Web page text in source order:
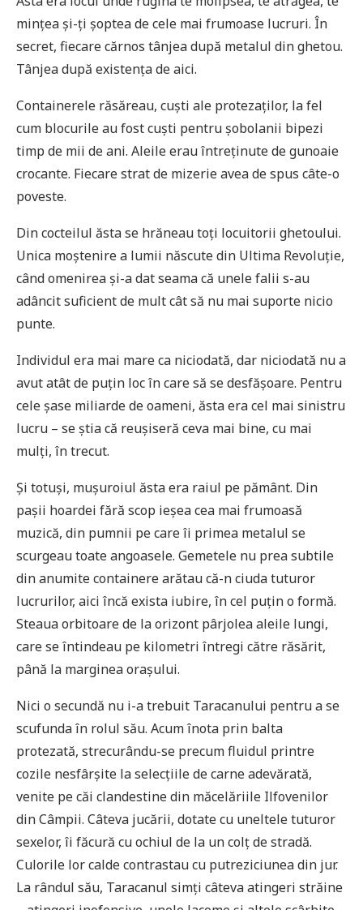
mințea și-ți șoptea de cele mai frumoase lucruri. În
secret, fiecare cărnos tânjea după metalul din ghetou.
Tânjea după existența de aici.
Containerele răsăreau, cuști ale protezaților, la fel
cum blocurile au fost cuști pentru șobolanii bipezi
timp de mii de ani. Aleile erau întreținute de gunoaie
crocante. Fiecare strat de mizerie avea de spus câte-o
poveste.
Din cocteilul ăsta se hrăneau toți locuitorii ghetoului.
Unica moștenire a lumii născute din Ultima Revoluție,
când omenirea și-a dat seama că unele falii s-au
adâncit suficient de mult cât să nu mai suporte nicio
punte.
Individul era mai mare ca niciodată, dar niciodată nu a
avut atât de puțin loc în care să se desfășoare. Pentru
cele șase miliarde de oameni, ăsta era cel mai sinistru
lucru – se știa că reușiseră ceva mai bine, cu mai
mulți, în trecut.
Și totuși, mușuroiul ăsta era raiul pe pământ. Din
pașii hoardei fără scop ieșea cea mai frumoasă
muzică, din pumnii pe care îi primea metalul se
scurgeau toate angoasele. Gemetele nu prea subtile
din anumite containere arătau că-n ciuda tuturor
lucrurilor, aici încă exista iubire, în cel puțin o formă.
Steaua orbitoare de la orizont pârjolea aleile lungi,
care se întindeau pe kilometri întregi către răsărit,
până la marginea orașului.
Nici o secundă nu i-a trebuit Taracanului pentru a se
scufunda în rolul său. Acum înota prin balta
protezată, strecurându-se precum fluidul printre
cozile nesfârșite la selecțiile de carne adevărată,
venite pe căi clandestine din măcelăriile Ilfovenilor
din Câmpii. Câteva jucării, dotate cu uneltele tuturor
sexelor, îi făcură cu ochiul de la un colț de stradă.
Culorile lor calde contrastau cu putreziciunea din jur.
La rândul său, Taracanul simți câteva atingeri străine